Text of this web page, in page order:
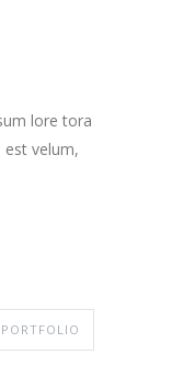
lore tora
velum,
PORTFOLIO